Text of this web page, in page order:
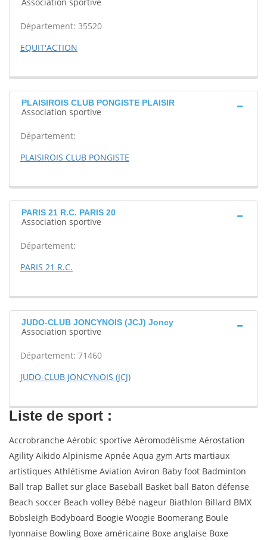
Département: 35520
EQUIT'ACTION
PLAISIROIS CLUB PONGISTE PLAISIR
Association sportive
Département:
PLAISIROIS CLUB PONGISTE
PARIS 21 R.C. PARIS 20
Association sportive
Département:
PARIS 21 R.C.
JUDO-CLUB JONCYNOIS (JCJ) Joncy
Association sportive
Département: 71460
JUDO-CLUB JONCYNOIS (JCJ)
Liste de sport :
Accrobranche Aérobic sportive Aéromodélisme Aérostation
Agility Aikido Alpinisme Apnée Aqua gym Arts martiaux
artistiques Athlétisme Aviation Aviron Baby foot Badminton
Ball trap Ballet sur glace Baseball Basket ball Baton défense
Beach soccer Beach volley Bébé nageur Biathlon Billard BMX
Bobsleigh Bodyboard Boogie Woogie Boomerang Boule
lyonnaise Bowling Boxe américaine Boxe anglaise Boxe